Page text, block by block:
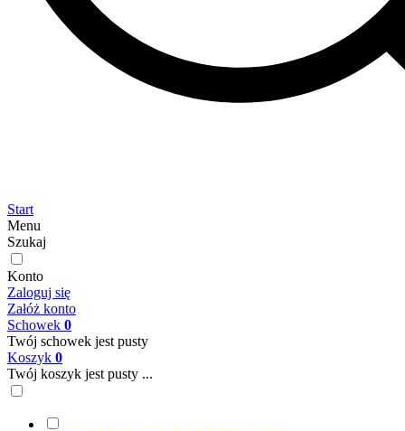
Start
Menu
Szukaj
Konto
Zaloguj się
Załóż konto
Schowek 0
Twój schowek jest pusty
Koszyk 0
Twój koszyk jest pusty ...